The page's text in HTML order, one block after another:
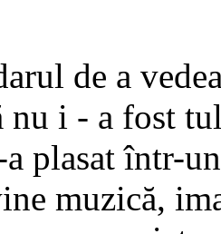
de a
nu i - a fost
plasat într-
muzică,